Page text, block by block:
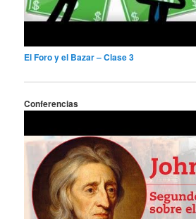
El Foro y el Bazar – Clase 3
Conferencias